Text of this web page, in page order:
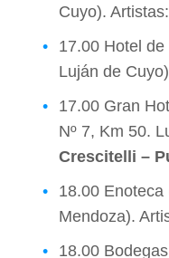
Cuyo). Artistas:
17.00 Hotel
Luján de
17.00 Gran
Nº 7, Km 50.
Crescitelli –
18.00
Mendoza).
18.00